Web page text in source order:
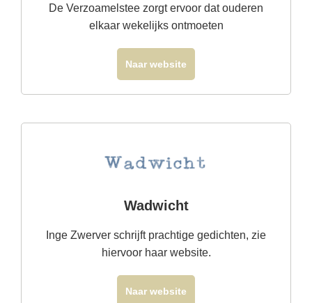
De Verzoamelstee zorgt ervoor dat ouderen
elkaar wekelijks ontmoeten
Naar website
Wadwicht
Inge Zwerver schrijft prachtige gedichten, zie
hiervoor haar website.
Naar website